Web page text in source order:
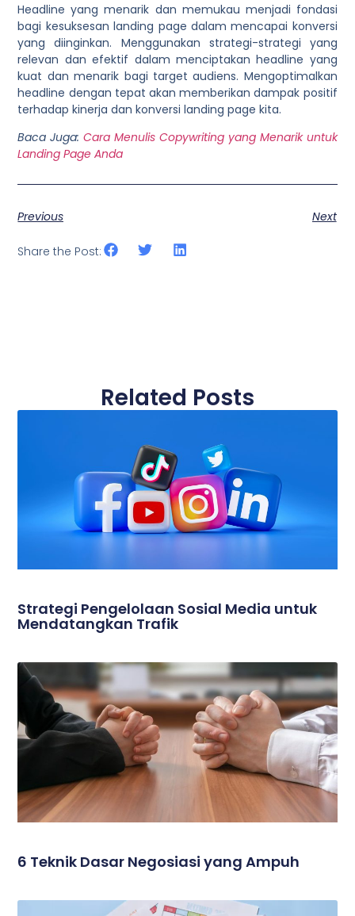
Headline yang menarik dan memukau menjadi fondasi
bagi kesuksesan landing page dalam mencapai konversi
yang diinginkan. Menggunakan strategi-strategi yang
relevan dan efektif dalam menciptakan headline yang
kuat dan menarik bagi target audiens. Mengoptimalkan
headline dengan tepat akan memberikan dampak positif
terhadap kinerja dan konversi landing page kita.
Baca Juga:Cara Menulis Copywriting yang Menarik untuk
Landing Page Anda
Previous Next
Share the Post:
Related Posts
Strategi Pengelolaan Sosial Media untuk
Mendatangkan Trafik
6 Teknik Dasar Negosiasi yang Ampuh